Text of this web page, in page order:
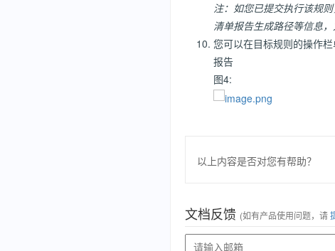
注：如您已提交执行该规
清单报告生成路径等信息，
您可以在目标规则的操作
报告
图4:
以上内容是否对您有帮助？
文档反馈 (如有产品使用问题，请